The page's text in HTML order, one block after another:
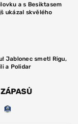
a s Besiktasem
ukázal skvělého
Jablonec smetl Rigu,
a Polidar